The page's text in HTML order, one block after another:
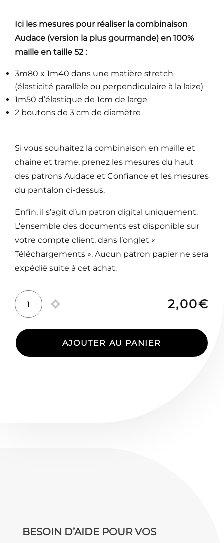
Ici les mesures pour réaliser la combinaison
Audace (version la plus gourmande) en 100%
maille en taille 52 :
3m80 x 1m40 dans une matière stretch
(élasticité parallèle ou perpendiculaire à la laize)
1m50 d’élastique de 1cm de large
2 boutons de 3 cm de diamètre
Si vous souhaitez la combinaison en maille et
chaine et trame, prenez les mesures du haut
des patrons Audace et Confiance et les mesures
du pantalon ci-dessus.
Enfin, il s’agit d’un patron digital uniquement.
L’ensemble des documents est disponible sur
votre compte client, dans l’onglet «
Téléchargements ». Aucun patron papier ne sera
expédié suite à cet achat.
quantité
Extension
Combinaison
2,00€
AJOUTER AU PANIER
BESOIN D’AIDE POUR VOS